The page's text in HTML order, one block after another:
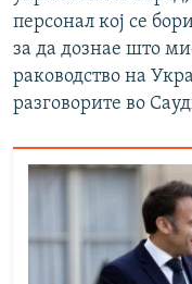
персонал кој се
за да дознае што
раководство на
разговорите во